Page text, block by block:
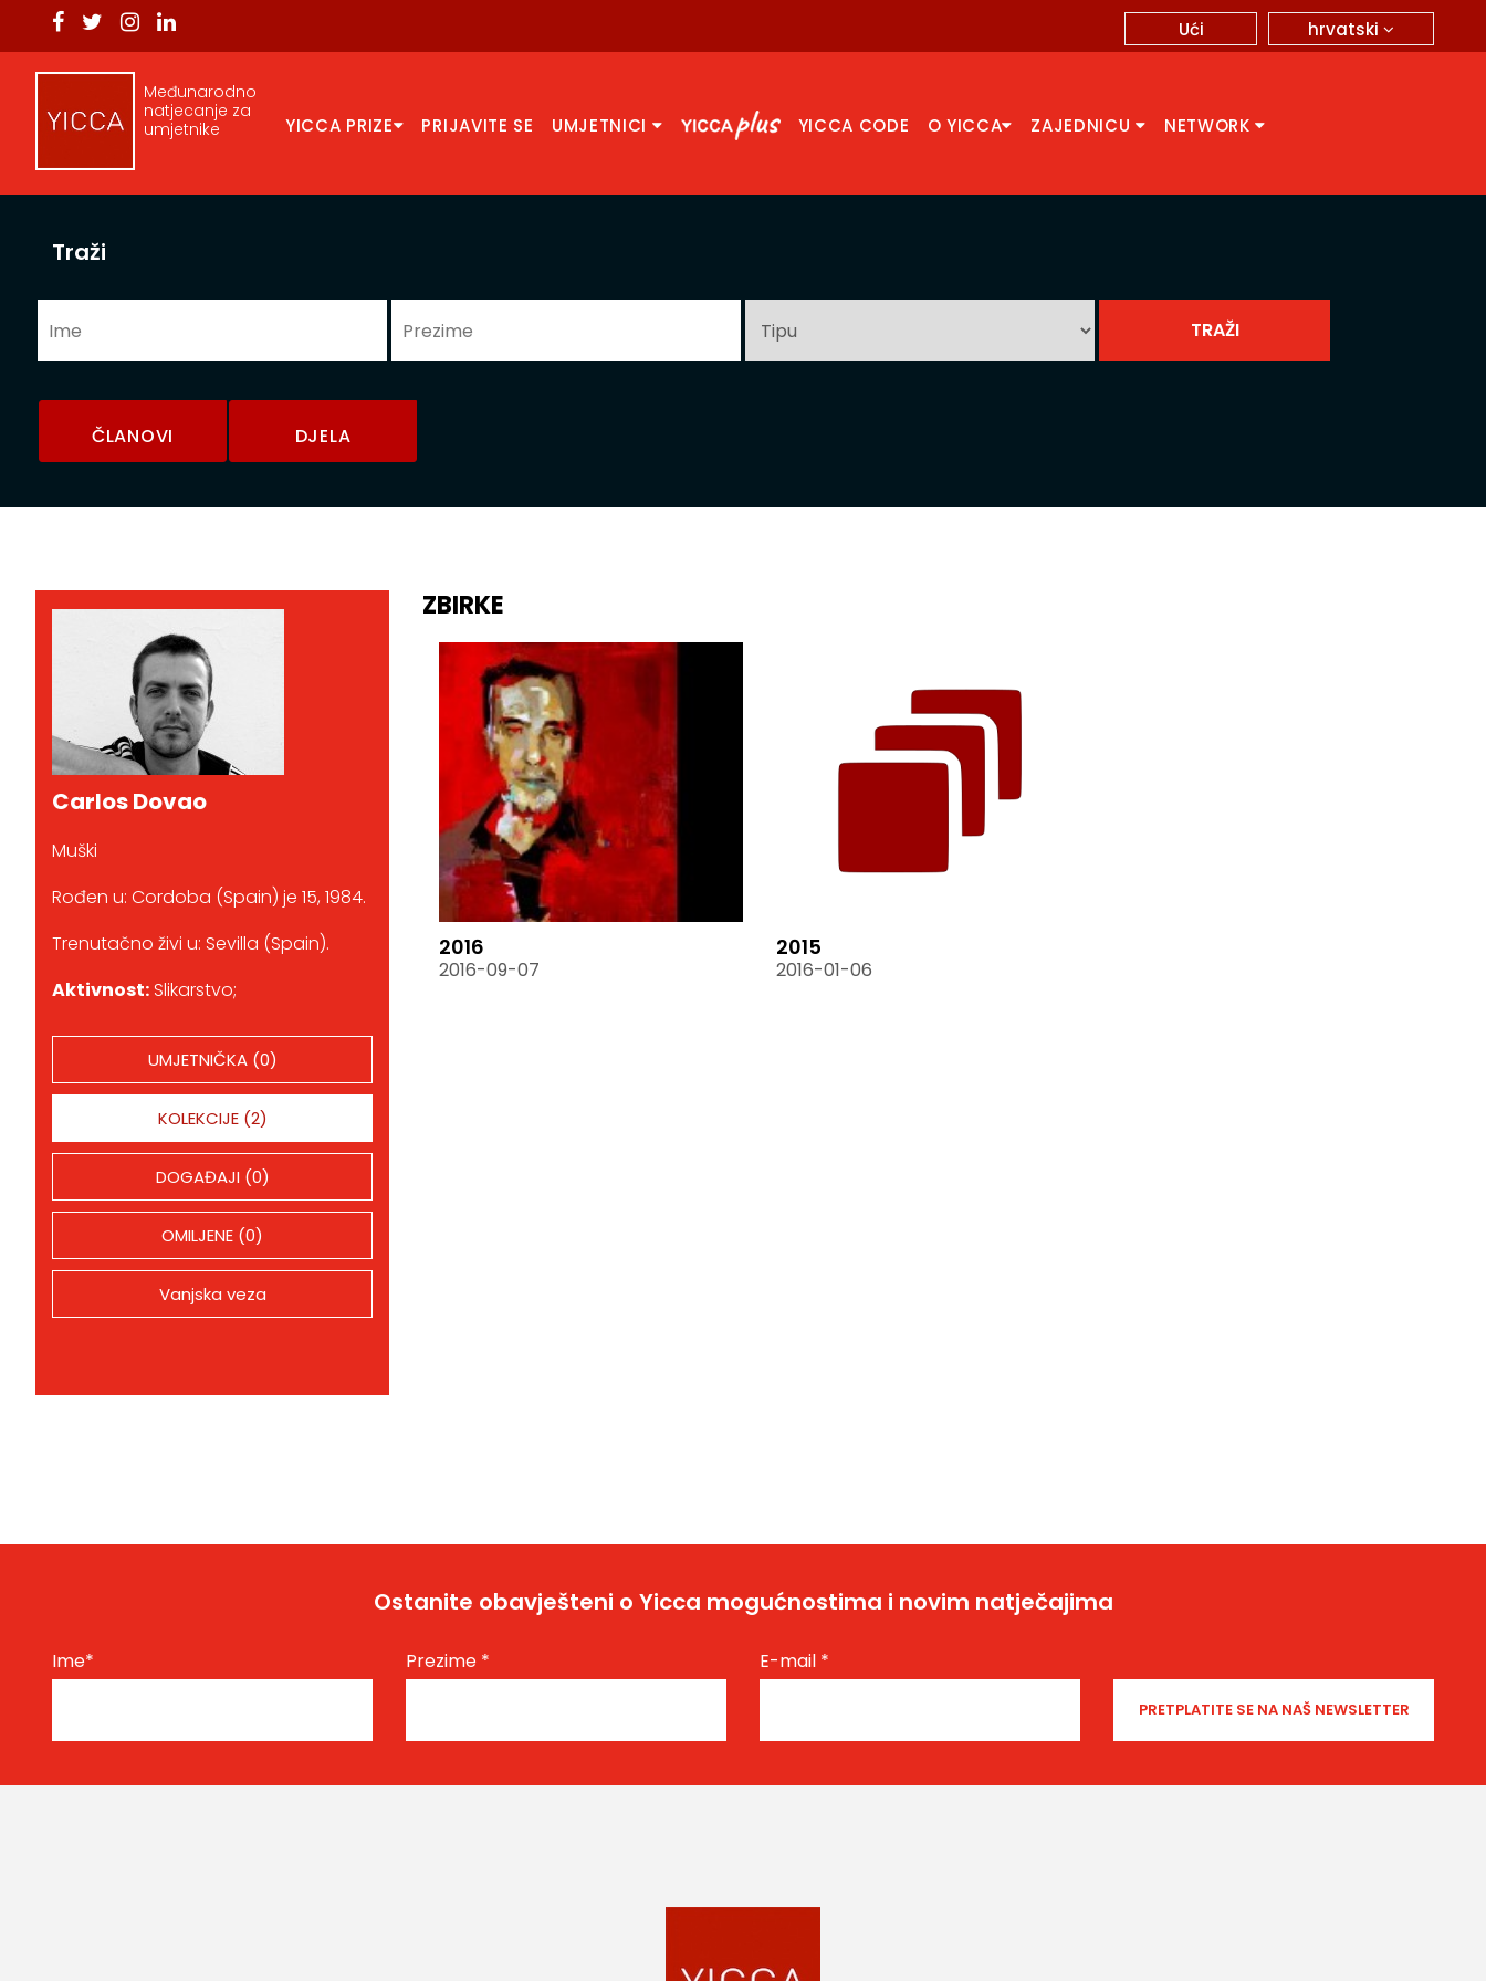
hrvatski
Ući
Međunarodno
natjecanje za
umjetnike
YICCA PRIZE PRIJAVITE SE UMJETNICI YICCA CODE O YICCA ZAJEDNICU NETWORK
Traži
ČLANOVI DJELA
Carlos Dovao
Muški
Rođen u: Cordoba (Spain) je 15, 1984.
Trenutačno živi u: Sevilla (Spain).
Aktivnost: Slikarstvo;
UMJETNIČKA (0)
KOLEKCIJE (2)
DOGAĐAJI (0)
OMILJENE (0)
Vanjska veza
ZBIRKE
2016
2016-09-07
2015
2016-01-06
Ostanite obavješteni o Yicca mogućnostima i novim natječajima
Ime* Prezime * E-mail *